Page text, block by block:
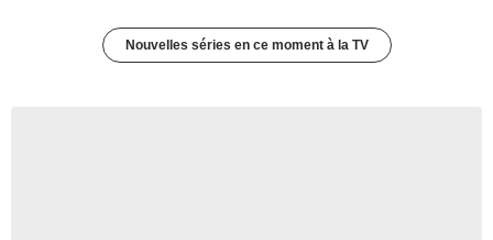
Nouvelles séries en ce moment à la TV